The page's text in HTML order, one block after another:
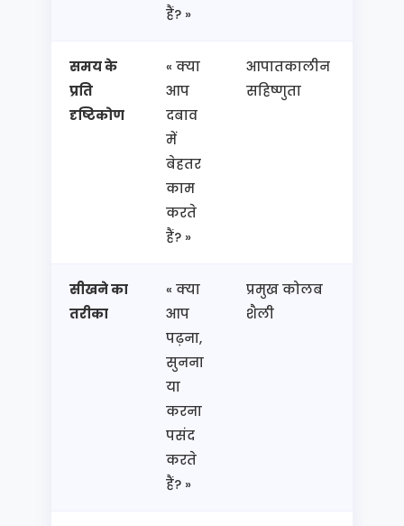
हैं? »
समय के
प्रति
दृष्टिकोण
« क्या
आप
दबाव
में
बेहतर
काम
करते
हैं? »
आपातकालीन
सहिष्णुता
सीखने का
तरीका
« क्या
आप
पढ़ना,
सुनना
या
करना
पसंद
करते
हैं? »
प्रमुख कोलब
शैली